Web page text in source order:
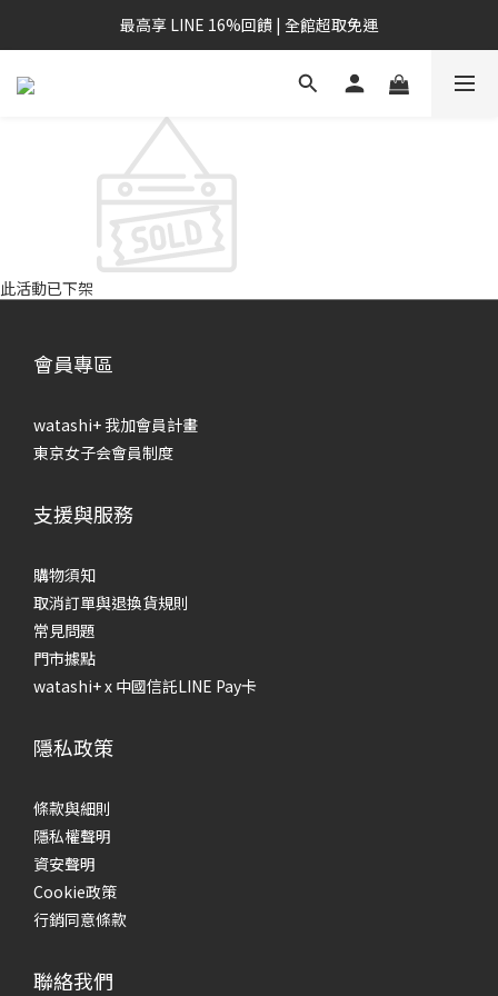
最高享 LINE 16%回饋 | 全館超取免運
此活動已下架
會員專區
watashi+ 我加會員計畫
東京女子会會員制度
支援與服務
購物須知
取消訂單與退換貨規則
常見問題
門市據點
watashi+ x 中國信託LINE Pay卡
隱私政策
條款與細則
隱私權聲明
資安聲明
Cookie政策
行銷同意條款
聯絡我們